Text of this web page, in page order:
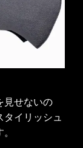
見せないの
イリッシュ